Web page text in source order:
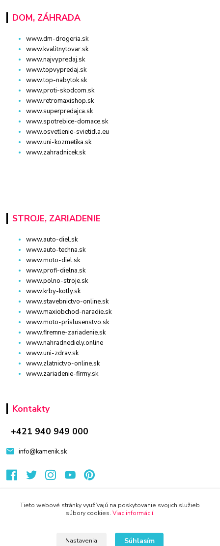
DOM, ZÁHRADA
www.dm-drogeria.sk
www.kvalitnytovar.sk
www.najvypredaj.sk
www.topvypredaj.sk
www.top-nabytok.sk
www.proti-skodcom.sk
www.retromaxishop.sk
www.superpredajca.sk
www.spotrebice-domace.sk
www.osvetlenie-svietidla.eu
www.uni-kozmetika.sk
www.zahradnicek.sk
STROJE, ZARIADENIE
www.auto-diel.sk
www.auto-techna.sk
www.moto-diel.sk
www.profi-dielna.sk
www.polno-stroje.sk
www.krby-kotly.sk
www.stavebnictvo-online.sk
www.maxiobchod-naradie.sk
www.moto-prislusenstvo.sk
www.firemne-zariadenie.sk
www.nahradnediely.online
www.uni-zdrav.sk
www.zlatnictvo-online.sk
www.zariadenie-firmy.sk
Kontakty
+421 940 949 000
info@kamenik.sk
Eshop-rychlo.sk
Tieto webové stránky využívajú na poskytovanie svojich služieb
súbory cookies. Viac informácií.
Nastavenia Súhlasím